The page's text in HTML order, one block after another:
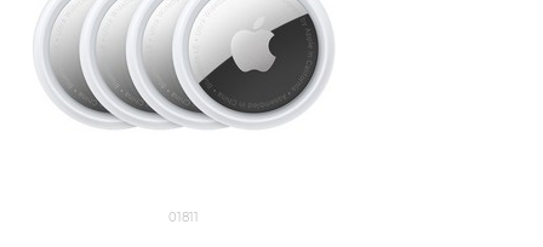
01811